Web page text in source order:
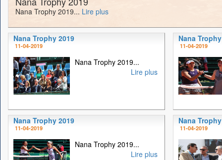
Nana Trophy 2019... Lire plus
Nana Trophy 2019
11-04-2019
Nana Trophy 2019...
Lire plus
Nana
11-04-2019
Nana Trophy 2019
11-04-2019
Nana Trophy 2019...
Lire plus
Nana
11-04-2019